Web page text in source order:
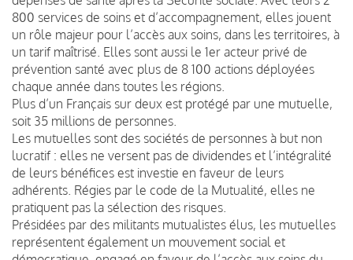
800 services de soins et d’accompagnement, elles jouent
un rôle majeur pour l’accès aux soins, dans les territoires, à
un tarif maîtrisé. Elles sont aussi le 1er acteur privé de
prévention santé avec plus de 8 100 actions déployées
chaque année dans toutes les régions.
Plus d’un Français sur deux est protégé par une mutuelle,
soit 35 millions de personnes.
Les mutuelles sont des sociétés de personnes à but non
lucratif : elles ne versent pas de dividendes et l’intégralité
de leurs bénéfices est investie en faveur de leurs
adhérents. Régies par le code de la Mutualité, elles ne
pratiquent pas la sélection des risques.
Présidées par des militants mutualistes élus, les mutuelles
représentent également un mouvement social et